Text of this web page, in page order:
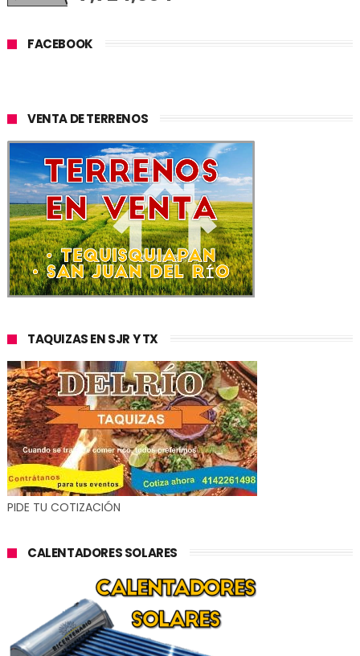
FACEBOOK
VENTA DE TERRENOS
TAQUIZAS EN SJR Y TX
PIDE TU COTIZACIÓN
CALENTADORES SOLARES